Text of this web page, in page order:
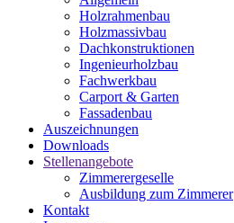
Holzrahmenbau
Holzmassivbau
Dachkonstruktionen
Ingenieurholzbau
Fachwerkbau
Carport & Garten
Fassadenbau
Auszeichnungen
Downloads
Stellenangebote
Zimmerergeselle
Ausbildung zum Zimmerer
Kontakt